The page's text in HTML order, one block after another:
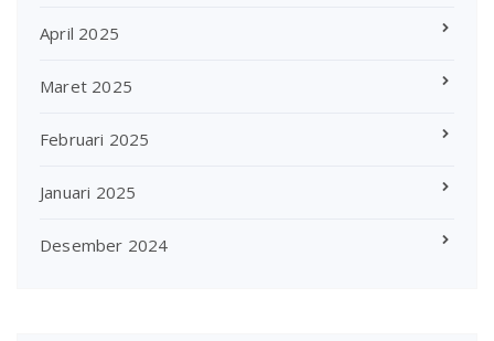
April 2025
Maret 2025
Februari 2025
Januari 2025
Desember 2024